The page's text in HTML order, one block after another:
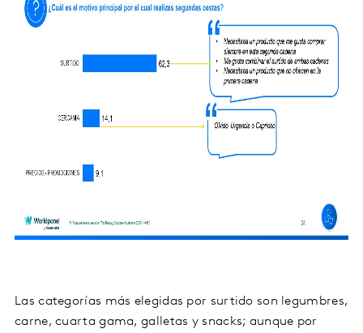
Las categorías más elegidas por surtido son legumbres,
carne, cuarta gama, galletas y snacks; aunque por